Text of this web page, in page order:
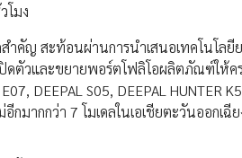
โมง
ำคัญ สะท้อนผ่านการนำเสนอเทคโนโล
ดตัวและขยายพอร์ตโฟลิโอผลิตภัณฑ์ให้
DEEPAL S05, DEEPAL HUNTER
ากกว่า 7 โมเดลในเอเชียตะวันออกเฉี